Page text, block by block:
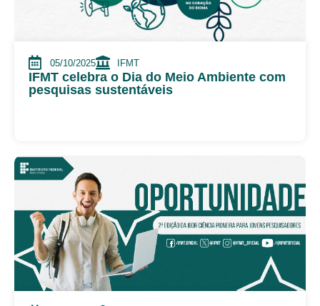
05/10/2025 IFMT
IFMT celebra o Dia do Meio Ambiente com
pesquisas sustentáveis